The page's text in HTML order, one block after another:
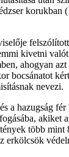
korukban
kivetni
ahogyan
bocsánatot
nevezi.
a hazugság
akiket
több mint
erkölcsök